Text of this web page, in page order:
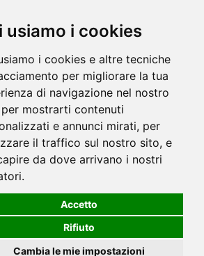
usiamo i cookies
i cookies e altre tecniche
per migliorare la tua
di navigazione nel nostro
mostrarti contenuti
e annunci mirati, per
il traffico sul nostro sito, e
da dove arrivano i nostri
Accetto
Rifiuto
Cambia le mie impostazioni
Muscarella
Giuseppe Cianci
Toschi
CLASSIFICHE